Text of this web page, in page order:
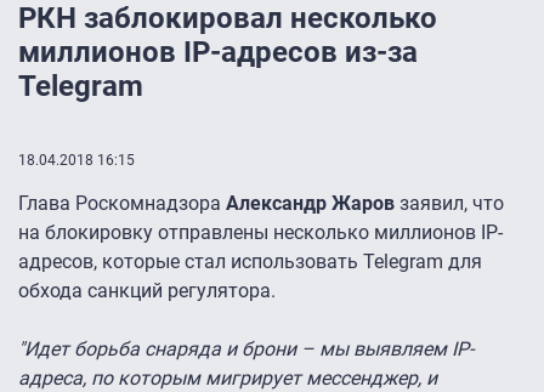
РКН заблокировал несколько
миллионов IP-адресов из-за
Telegram
18.04.2018 16:15
Глава Роскомнадзора Александр Жаров заявил, что
на блокировку отправлены несколько миллионов IP-
адресов, которые стал использовать Telegram для
обхода санкций регулятора.
"Идет борьба снаряда и брони – мы выявляем IP-
адреса, по которым мигрирует мессенджер, и